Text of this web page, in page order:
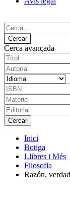
Cerca avançada
Inici
Botiga
Llibres i Més
Filosofia
Razón,